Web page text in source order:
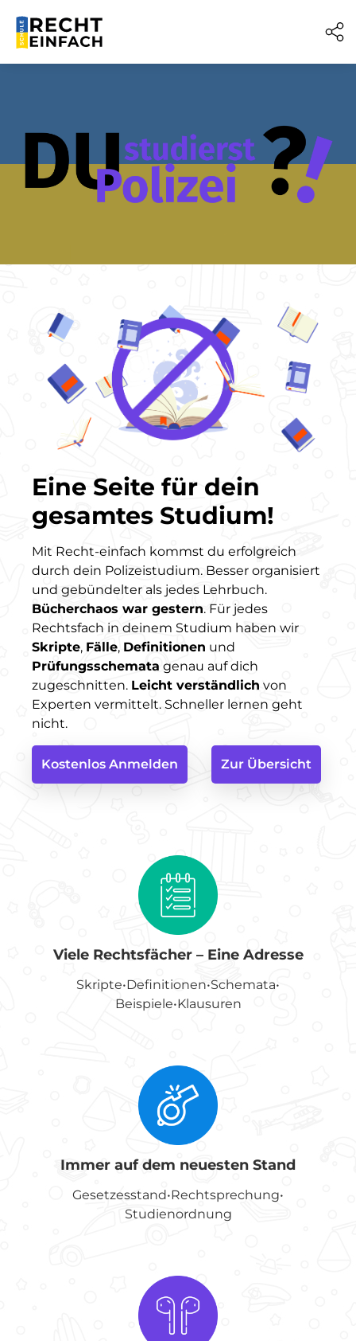
Eine Seite für dein
gesamtes Studium!
Mit Recht-einfach kommst du erfolgreich
durch dein Polizeistudium. Besser organisiert
und gebündelter als jedes Lehrbuch.
Bücherchaos war gestern. Für jedes
Rechtsfach in deinem Studium haben wir
Skripte, Fälle, Definitionen und
Prüfungsschemata genau auf dich
zugeschnitten. Leicht verständlich von
Experten vermittelt. Schneller lernen geht
nicht.
Kostenlos Anmelden Zur Übersicht
Viele Rechtsfächer – Eine Adresse
Skripte•Definitionen•Schemata•
Beispiele•Klausuren
Immer auf dem neuesten Stand
Gesetzesstand•Rechtsprechung•
Studienordnung